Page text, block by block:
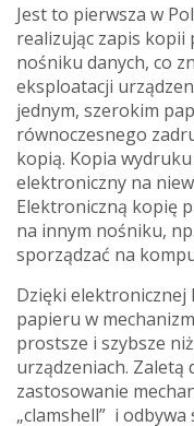
Jest to pierwsza w
realizując zapis
nośniku danych, co
eksploatacji
jednym, szerokim
równoczesnego
kopią. Kopia
elektroniczny na
Elektroniczną kopię
na innym nośniku,
sporządzać na
Dzięki elektronicznej
papieru w
prostsze i szybsze
urządzeniach.
zastosowanie
„clamshell” i odbywa